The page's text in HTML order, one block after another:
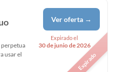
Expirado
perpetua
usar el
Ver oferta →
Expirado el
30 de junio de 2026